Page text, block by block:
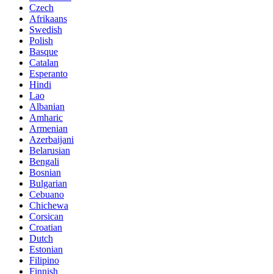
Czech
Afrikaans
Swedish
Polish
Basque
Catalan
Esperanto
Hindi
Lao
Albanian
Amharic
Armenian
Azerbaijani
Belarusian
Bengali
Bosnian
Bulgarian
Cebuano
Chichewa
Corsican
Croatian
Dutch
Estonian
Filipino
Finnish